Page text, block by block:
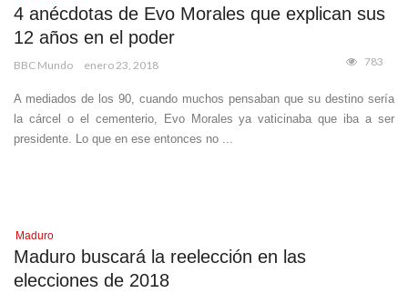
4 anécdotas de Evo Morales que explican sus
12 años en el poder
BBC Mundo enero 23, 2018 783
A mediados de los 90, cuando muchos pensaban que su destino sería
la cárcel o el cementerio, Evo Morales ya vaticinaba que iba a ser
presidente. Lo que en ese entonces no ...
Maduro
Maduro buscará la reelección en las
elecciones de 2018